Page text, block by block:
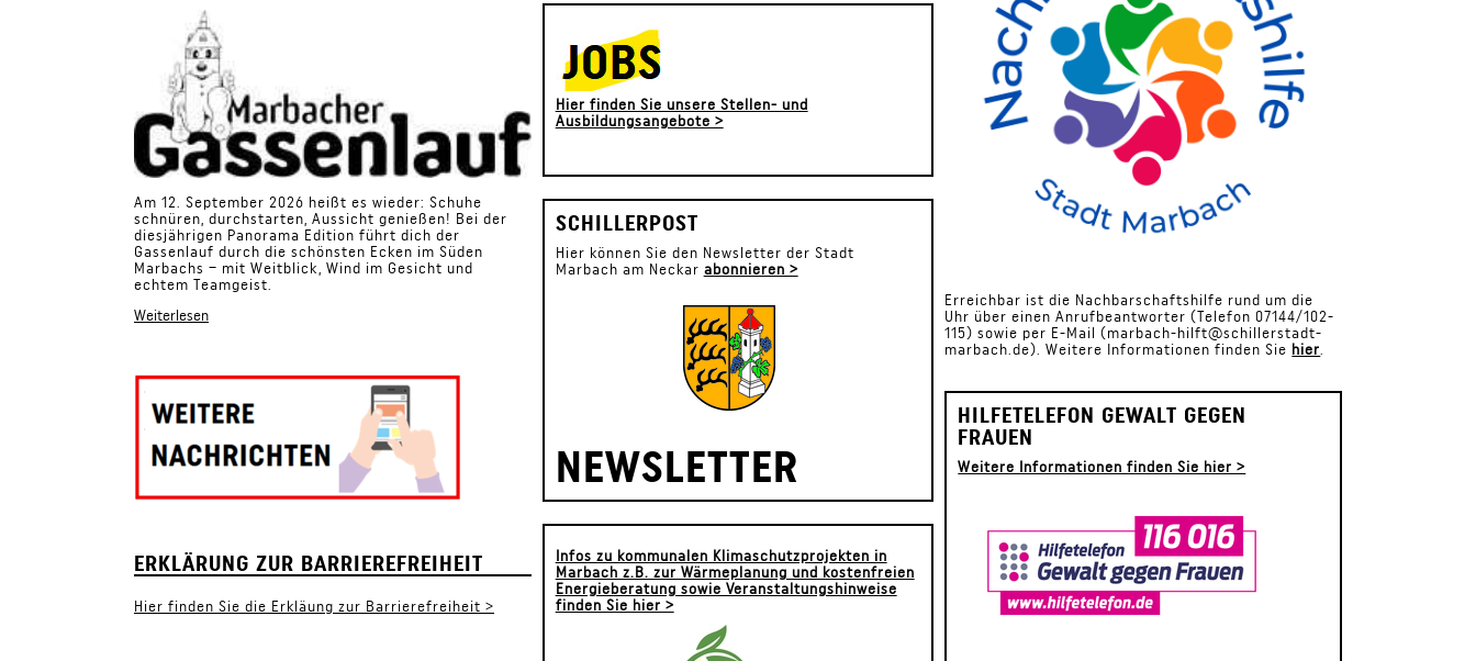
Am 12. September 2026 heißt es wieder: Schuhe
schnüren, durchstarten, Aussicht genießen! Bei der
diesjährigen Panorama Edition führt dich der
Gassenlauf durch die schönsten Ecken im Süden
Marbachs – mit Weitblick, Wind im Gesicht und
echtem Teamgeist.
Weiterlesen
ERKLÄRUNG ZUR BARRIEREFREIHEIT
Hier finden Sie die Erkläung zur Barrierefreiheit >
Hier finden Sie unsere Stellen- und
Ausbildungsangebote >
SCHILLERPOST
Hier können Sie den Newsletter der Stadt
Marbach am Neckar abonnieren >
NEWSLETTER
Infos zu kommunalen Klimaschutzprojekten in
Marbach z.B. zur Wärmeplanung und kostenfreien
Energieberatung sowie Veranstaltungshinweise
finden Sie hier >
Erreichbar ist die Nachbarschaftshilfe rund um die
Uhr über einen Anrufbeantworter (Telefon 07144/102-
115) sowie per E-Mail (marbach-hilft@schillerstadt-
marbach.de). Weitere Informationen finden Sie hier
HILFETELEFON GEWALT GEGEN
FRAUEN
Weitere Informationen finden Sie hier >